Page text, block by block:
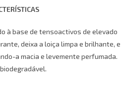
à base de tensoactivos de elevado
deixa a loiça limpa e brilhante, e
a macia e levemente perfumada.